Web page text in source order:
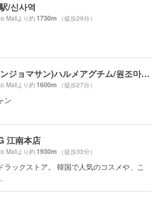
/신사역
Mallより約1730m （徒歩29分）
元祖馬山(ウォンジョマサン)ハルメアグチム/원조마산할매아구찜
Mallより約1600m （徒歩27分）
ン
江南本店
Mallより約1930m （徒歩33分）
ラックストア。 韓国で人気のコスメや、こ